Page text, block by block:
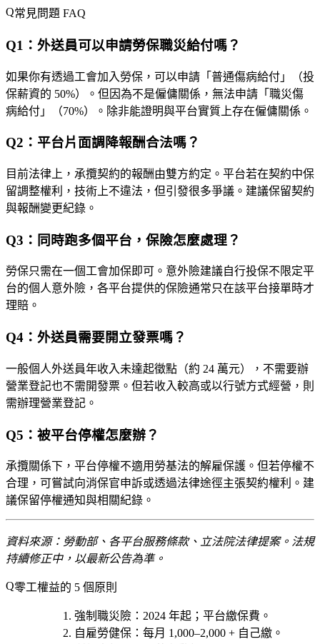
常見問題 FAQ
Q1：外送員可以申請勞保職災給付嗎？
如果你有透過工會加入勞保，可以申請「普通傷病給付」（投
保薪資的 50%）。但因為不是僱傭關係，無法申請「職災傷
病給付」（70%）。除非能證明與平台實質上存在僱傭關係。
Q2：平台片面調降報酬合法嗎？
目前法律上，承攬契約的報酬由雙方約定。平台若在契約中保
留調整權利，技術上不違法，但引發很多爭議。建議保留契約
與報酬變更紀錄。
Q3：同時跑多個平台，保險怎麼處理？
勞保只需在一個工會加保即可。意外險建議自行投保不限定平
台的個人意外險，各平台提供的保險通常只在該平台接單時才
理賠。
Q4：外送員需要開立發票嗎？
一般個人外送員年收入未達起徵點（約 24 萬元），不需要辦
營業登記也不需開發票。但若收入較高或以行號方式經營，則
需辦理營業登記。
Q5：被平台停權怎麼辦？
承攬關係下，平台停權不適用勞基法的解雇保護。但若停權不
合理，可嘗試向消保官申訴或透過法律途徑主張契約權利。建
議保留停權通知與相關紀錄。
資料來源：勞動部、各平台服務條款、立法院法律提案。法規
持續修正中，以最新公告為準。
零工權益的 5 個原則
強制職災險 ：2024 年起；平台繳保費。
自雇勞健保 ：每月 1,000–2,000 + 自己繳。